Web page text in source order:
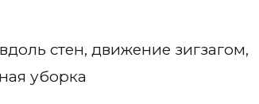
стен, движение зигзагом,
уборка